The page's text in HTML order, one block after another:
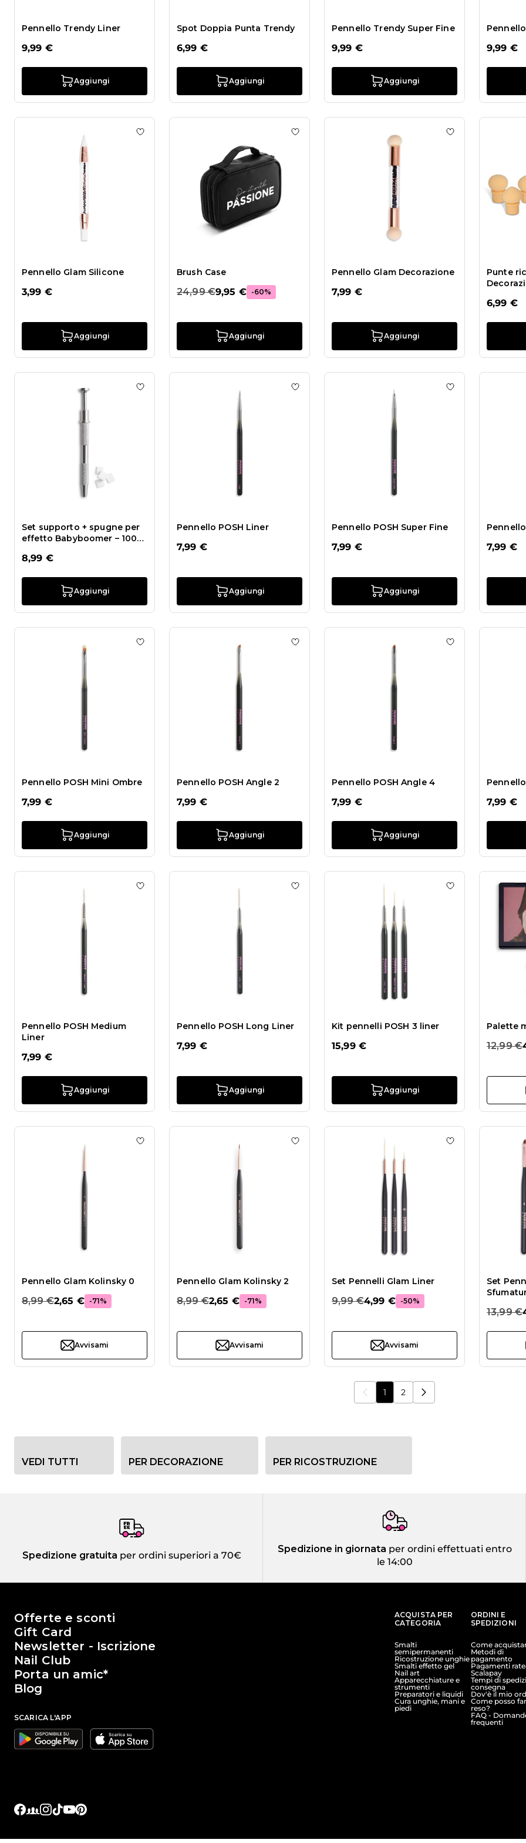
Pennello Trendy Liner
9,99 €
Aggiungi
Spot Doppia Punta Trendy
6,99 €
Aggiungi
Pennello Trendy Super Fine
9,99 €
Aggiungi
9,99 €
Pennello Glam Silicone
3,99 €
Aggiungi
Aggiungi alla wishlist Pennello Glam Silicone
Brush Case
24,99 €9,95 € -60%
Aggiungi
Aggiungi alla wishlist Brush Case
Pennello Glam Decorazione
7,99 €
Aggiungi
Aggiungi alla
Punte
6,99 €
Set supporto + spugne per
effetto Babyboomer – 100
8,99 €
Aggiungi
Aggiungi alla wishlist Set supporto + spugne per effetto Babyboomer – 100 pezzi
Pennello POSH Liner
7,99 €
Aggiungi
Aggiungi alla wishlist Pennello POSH Liner
Pennello POSH Super Fine
7,99 €
Aggiungi
Aggiungi alla
7,99 €
Pennello POSH Mini Ombre
7,99 €
Aggiungi
Aggiungi alla wishlist Pennello POSH Mini Ombre
Pennello POSH Angle 2
7,99 €
Aggiungi
Aggiungi alla wishlist Pennello POSH Angle 2
Pennello POSH Angle 4
7,99 €
Aggiungi
Aggiungi alla
7,99 €
Pennello POSH Medium
Liner
7,99 €
Aggiungi
Aggiungi alla wishlist Pennello POSH Medium Liner
Pennello POSH Long Liner
7,99 €
Aggiungi
Aggiungi alla wishlist Pennello POSH Long Liner
Kit pennelli POSH 3 liner
15,99 €
Aggiungi
Palette
12,99 €
Pennello Glam Kolinsky 0
8,99 €2,65 € -71%
Avvisami
Aggiungi alla wishlist Pennello Glam Kolinsky 0
Pennello Glam Kolinsky 2
8,99 €2,65 € -71%
Avvisami
Aggiungi alla wishlist Pennello Glam Kolinsky 2
Set Pennelli Glam Liner
9,99 €4,99 € -50%
Avvisami
Aggiungi alla
Set
13,99 €
Stai leggendo la pagina
1 Pagina
2
Opzioni filtro categoria
VEDI TUTTI PER DECORAZIONE PER RICOSTRUZIONE
Spedizione gratuita per ordini superiori a 70€
Spedizione in giornata per ordini effettuati entro
le 14:00
Il mondo di Passione Beauty
Offerte e sconti
Gift Card
Newsletter - Iscrizione
Nail Club
Porta un amic*
Blog
SCARICA L'APP
Google Apple
Link sociali
Facebook
Facebook Groups
Instagram
TikTokYouTube
Pinterest
ACQUISTA PER
CATEGORIA
Smalti
semipermanenti
Ricostruzione unghie
Smalti effetto gel
Nail art
Apparecchiature e
strumenti
Preparatori e liquidi
Cura unghie, mani e
piedi
ORDINI E
SPEDIZIONI
Come
Metodi di
pagamento
Pagamenti
Scalapay
Tempi di
consegna
Dov'è il mio
Come posso
reso?
FAQ -
frequenti